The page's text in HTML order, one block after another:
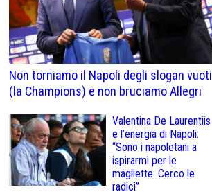
Non torniamo il Napoli degli slogan vuoti
(la Champions) e non bruciamo Allegri
Valentina De Laurentiis
e l’energia di Napoli:
“Sono i napoletani a
ispirarmi per le
magliette. Cerco le
radici”